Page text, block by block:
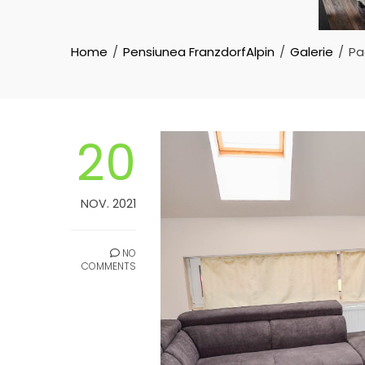
Home Pensiunea FranzdorfAlpin Galerie
20
NOV. 2021
NO
COMMENTS